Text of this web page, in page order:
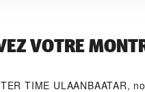
VOTRE
TIME ULAANBAATAR‬,